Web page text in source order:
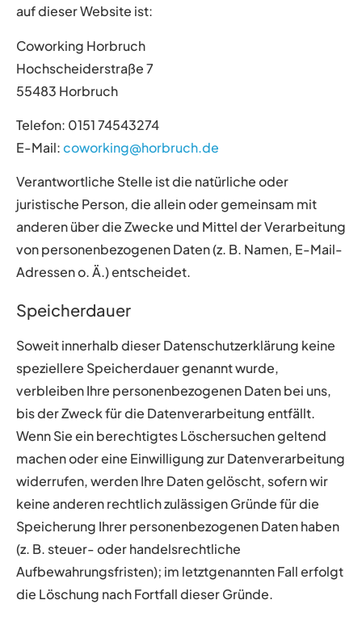
auf dieser Website ist:
Coworking Horbruch
Hochscheiderstraße 7
55483 Horbruch
Telefon: 0151 74543274
E-Mail:coworking@horbruch.de
Verantwortliche Stelle ist die natürliche oder
juristische Person, die allein oder gemeinsam mit
anderen über die Zwecke und Mittel der Verarbeitung
von personenbezogenen Daten (z. B. Namen, E-Mail-
Adressen o. Ä.) entscheidet.
Speicherdauer
Soweit innerhalb dieser Datenschutzerklärung keine
speziellere Speicherdauer genannt wurde,
verbleiben Ihre personenbezogenen Daten bei uns,
bis der Zweck für die Datenverarbeitung entfällt.
Wenn Sie ein berechtigtes Löschersuchen geltend
machen oder eine Einwilligung zur Datenverarbeitung
widerrufen, werden Ihre Daten gelöscht, sofern wir
keine anderen rechtlich zulässigen Gründe für die
Speicherung Ihrer personenbezogenen Daten haben
(z. B. steuer- oder handelsrechtliche
Aufbewahrungsfristen); im letztgenannten Fall erfolgt
die Löschung nach Fortfall dieser Gründe.